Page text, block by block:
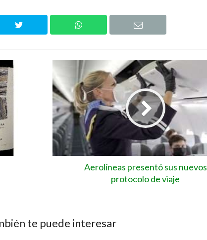
Aerolíneas presentó sus nuevos
protocolo de viaje
te puede interesar